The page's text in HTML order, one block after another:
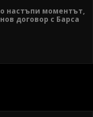
настъпи моментът,
договор с Барса